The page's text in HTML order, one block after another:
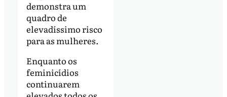
demonstra um
quadro de
elevadíssimo risco
para as mulheres.
Enquanto os
feminicídios
continuarem